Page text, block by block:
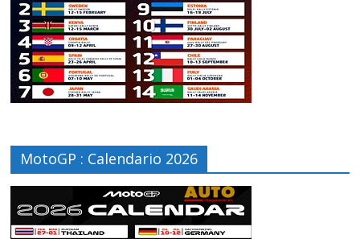
MotoGP : Calendario 2026